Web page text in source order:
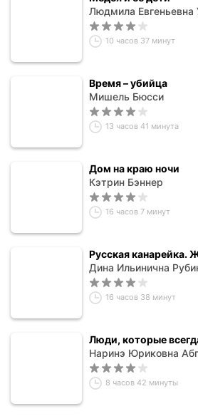
Людмила Евгеньевна
10 часов 37 минут
Время – убийца
Мишель Бюсси
13 часов 41 минута
Дом на краю ночи
Кэтрин Бэннер
16 часов 7 минут
Русская канарейка.
Дина Ильинична
16 часов 38 минут
Люди, которые
Наринэ Юриковна
8 часов 42 минуты